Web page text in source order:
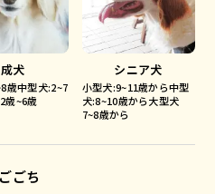
成犬
歳中型犬:2~7
歳~6歳
シニア犬
小型犬:9~11歳から中型
犬:8~10歳から大型犬
7~8歳から
ごち